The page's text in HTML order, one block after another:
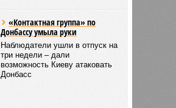
«Контактная группа» по
Донбассу умыла руки
Наблюдатели ушли в отпуск на
три недели – дали
возможность Киеву атаковать
Донбасс